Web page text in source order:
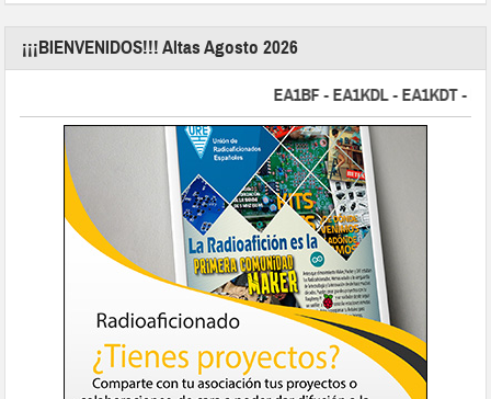
¡¡¡BIENVENIDOS!!! Altas Agosto 2026
EA1BF - EA1KDL - EA1KDT -